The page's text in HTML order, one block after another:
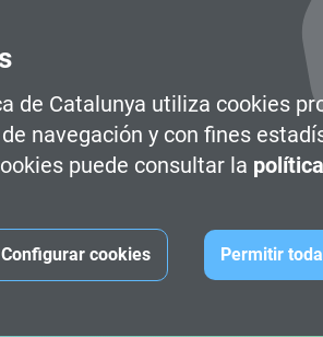
de Catalunya utiliza cookies
navegación y con fines
puede consultar la
Configurar cookies Permitir